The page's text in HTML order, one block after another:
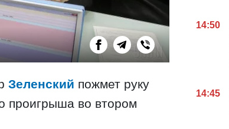
Зеленский пожмет руку
проигрыша во втором
14:50
14:45